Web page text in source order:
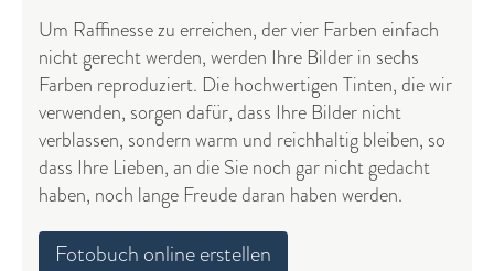
Um Raffinesse zu erreichen, der vier Farben einfach
nicht gerecht werden, werden Ihre Bilder in sechs
Farben reproduziert. Die hochwertigen Tinten, die wir
verwenden, sorgen dafür, dass Ihre Bilder nicht
verblassen, sondern warm und reichhaltig bleiben, so
dass Ihre Lieben, an die Sie noch gar nicht gedacht
haben, noch lange Freude daran haben werden.
Fotobuch online erstellen